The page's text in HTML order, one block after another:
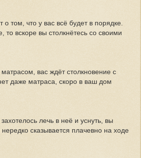
о том, что у вас всё будет в порядке.
то вскоре вы столкнётесь со своими
вас ждёт столкновение с
даже матраса, скоро в ваш дом
лечь в неё и уснуть, вы
сказывается плачевно на ходе